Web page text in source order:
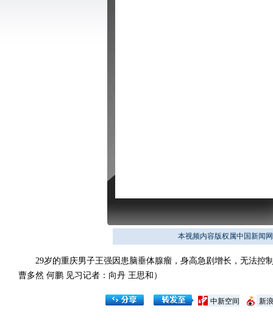
本视频内容版权属中国新闻
29岁的重庆男子王强因患脑垂体腺瘤，身高急剧增长，无法控
曹多然 何鹏 见习记者：向丹 王思和）
新
中新空间